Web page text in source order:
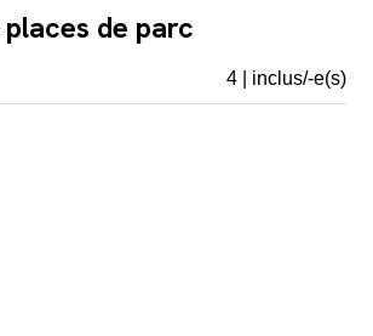
de parc
4 | inclus/-e(s)